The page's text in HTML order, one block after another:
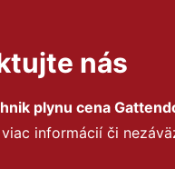
nás
plynu cena
viac informácií či